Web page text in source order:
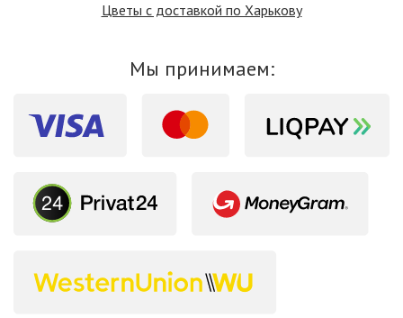
Цветы с доставкой по Харькову
Мы принимаем: